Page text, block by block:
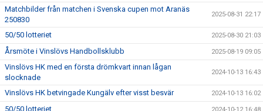
Matchbilder från matchen i Svenska cupen mot Aranäs
250830
2025-08-31 22:17
50/50 lotteriet 2025-08-30 21:03
Årsmöte i Vinslövs Handbollsklubb 2025-08-19 09:05
Vinslövs HK med en första drömkvart innan lågan
slocknade
2024-10-13 16:43
Vinslövs HK betvingade Kungälv efter visst besvär 2024-10-13 16:02
50/50 lotteriet